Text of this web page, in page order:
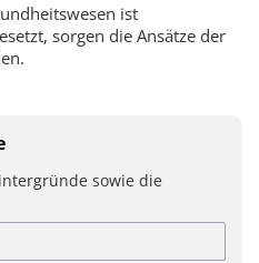
ist
sorgen die Ansätze der
sowie die